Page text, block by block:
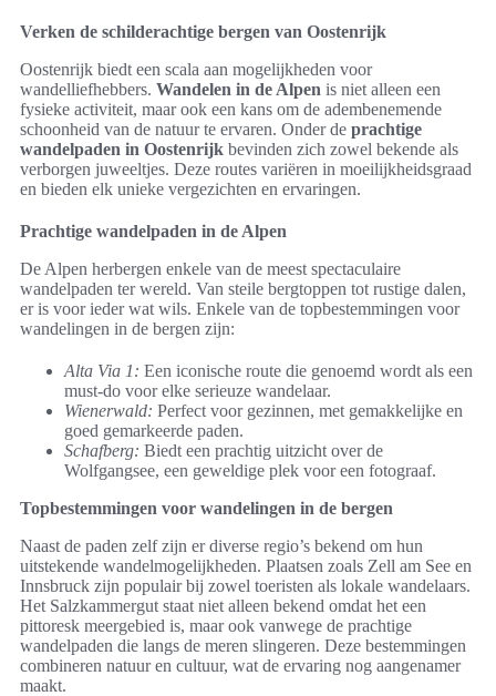
Verken de schilderachtige bergen van Oostenrijk
Oostenrijk biedt een scala aan mogelijkheden voor
wandelliefhebbers. Wandelen in de Alpen is niet alleen een
fysieke activiteit, maar ook een kans om de adembenemende
schoonheid van de natuur te ervaren. Onder de prachtige
wandelpaden in Oostenrijk bevinden zich zowel bekende als
verborgen juweeltjes. Deze routes variëren in moeilijkheidsgraad
en bieden elk unieke vergezichten en ervaringen.
Prachtige wandelpaden in de Alpen
De Alpen herbergen enkele van de meest spectaculaire
wandelpaden ter wereld. Van steile bergtoppen tot rustige dalen,
er is voor ieder wat wils. Enkele van de topbestemmingen voor
wandelingen in de bergen zijn:
Alta Via 1: Een iconische route die genoemd wordt als een
must-do voor elke serieuze wandelaar.
Wienerwald: Perfect voor gezinnen, met gemakkelijke en
goed gemarkeerde paden.
Schafberg: Biedt een prachtig uitzicht over de
Wolfgangsee, een geweldige plek voor een fotograaf.
Topbestemmingen voor wandelingen in de bergen
Naast de paden zelf zijn er diverse regio’s bekend om hun
uitstekende wandelmogelijkheden. Plaatsen zoals Zell am See en
Innsbruck zijn populair bij zowel toeristen als lokale wandelaars.
Het Salzkammergut staat niet alleen bekend omdat het een
pittoresk meergebied is, maar ook vanwege de prachtige
wandelpaden die langs de meren slingeren. Deze bestemmingen
combineren natuur en cultuur, wat de ervaring nog aangenamer
maakt.